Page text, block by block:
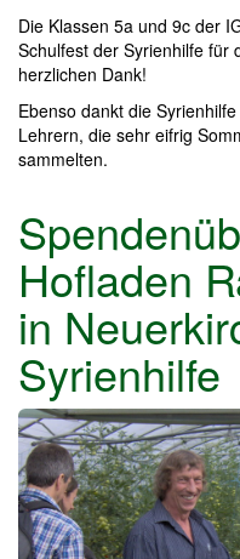
Die Klassen 5a und 9c der
Schulfest der Syrienhilfe für
herzlichen Dank!
Ebenso dankt die
Lehrern, die sehr eifrig
sammelten.
Hofladen
in
Syrienhilfe